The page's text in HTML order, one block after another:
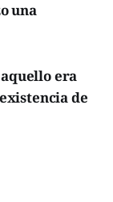
una
era
de